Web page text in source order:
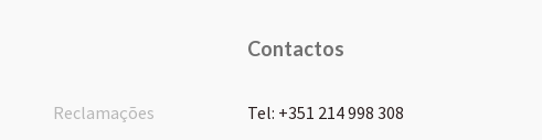
Reclamações
Contactos
Tel: +351 214 998 308